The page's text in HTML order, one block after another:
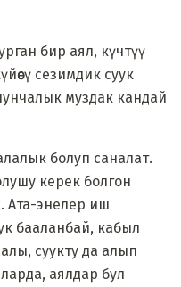
бир аял, күчтүү
сезимдик суук
муздак кандай
болуп саналат.
керек болгон
Ата-энелер иш
бааланбай, кабыл
суукту да алып
аялдар бул